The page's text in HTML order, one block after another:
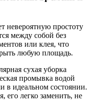
невероятную простоту
между собой без
или клея, что
любую площадь.
сухая уборка
промывка водой
в идеальном состоянии.
его легко заменить, не